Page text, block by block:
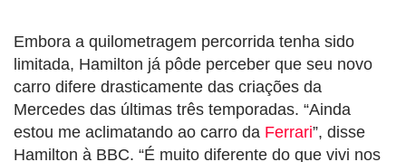
Embora a quilometragem percorrida tenha sido
limitada, Hamilton já pôde perceber que seu novo
carro difere drasticamente das criações da
Mercedes das últimas três temporadas. “Ainda
estou me aclimatando ao carro da Ferrari”, disse
Hamilton à BBC. “É muito diferente do que vivi nos